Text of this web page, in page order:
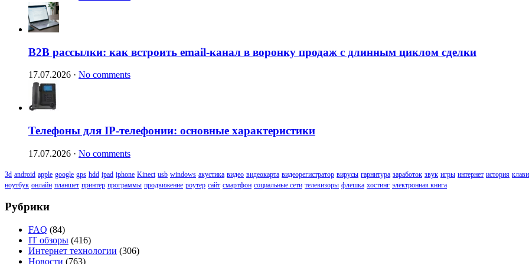
B2B рассылки: как встроить email-канал в воронку продаж с длинным циклом сделки
17.07.2026 · No comments
Телефоны для IP-телефонии: основные характеристики
17.07.2026 · No comments
3d android apple google gps hdd ipad iphone Kinect usb windows акустика видео видеокарта видеорегистратор вирусы гарнитура заработок звук игры интернет история
ноутбук онлайн планшет принтер программы продвижение роутер сайт смартфон социальные сети телевизоры флешка хостинг электронная книга
Рубрики
FAQ (84)
IT обзоры (416)
Интернет технологии (306)
Новости (763)